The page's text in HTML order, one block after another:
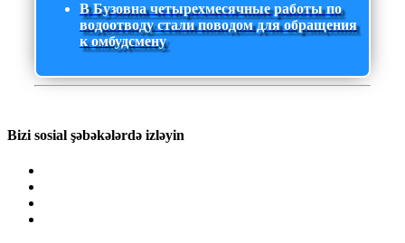
В Бузовна четырехмесячные работы по
водоотводу стали поводом для обращения
к омбудсмену
Bizi sosial şəbəkələrdə izləyin